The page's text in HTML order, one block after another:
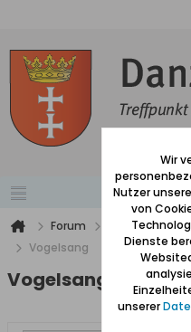
Forum
Werder
Vogelsang
Vogelsang
Wir
Nutzer
von
Dienste
unserer